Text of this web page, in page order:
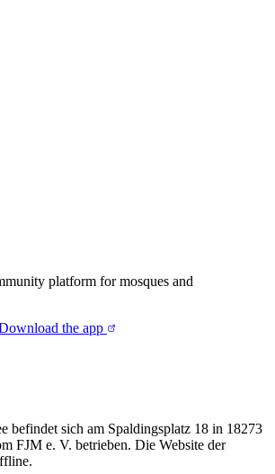
platform for mosques and
the app
befindet sich am Spaldingsplatz 18 in 18273
FJM e. V. betrieben. Die Website der